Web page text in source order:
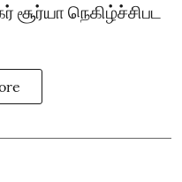
சூர்யா நெகிழ்ச்சிபட